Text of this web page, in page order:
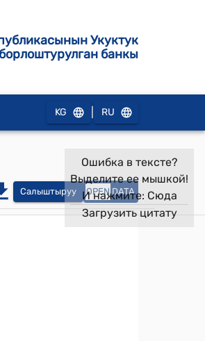
Укуктук
банкы
KG RU
Салыштыруу OPEN DATA
Ошибка в тексте?
Выделите ее мышкой!
И нажмите: Сюда
Загрузить цитату